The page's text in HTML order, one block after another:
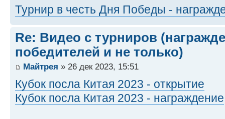
Турнир в честь Дня Победы -
Re: Видео с турниров
победителей и не только)
Майтрея » 26 дек 2023, 15:51
Кубок посла Китая 2023 - открытие
Кубок посла Китая 2023 - награждение